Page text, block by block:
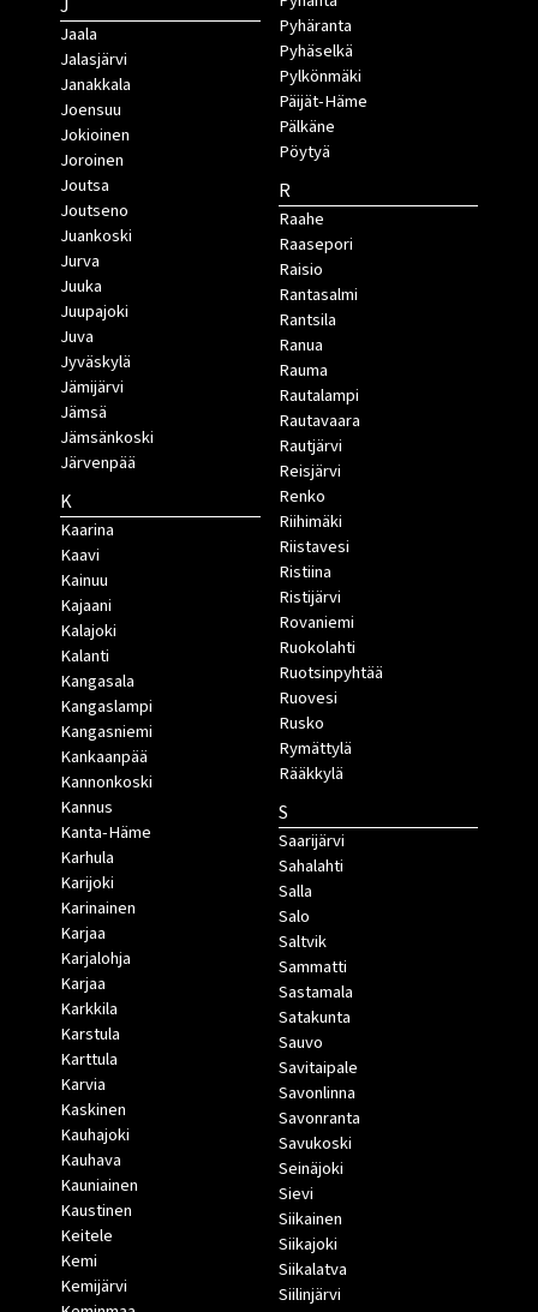
J
Jaala
Jalasjärvi
Janakkala
Joensuu
Jokioinen
Joroinen
Joutsa
Joutseno
Juankoski
Jurva
Juuka
Juupajoki
Juva
Jyväskylä
Jämijärvi
Jämsä
Jämsänkoski
Järvenpää
K
Kaarina
Kaavi
Kainuu
Kajaani
Kalajoki
Kalanti
Kangasala
Kangaslampi
Kangasniemi
Kankaanpää
Kannonkoski
Kannus
Kanta-Häme
Karhula
Karijoki
Karinainen
Karjaa
Karjalohja
Karjaa
Karkkila
Karstula
Karttula
Karvia
Kaskinen
Kauhajoki
Kauhava
Kauniainen
Kaustinen
Keitele
Kemi
Kemijärvi
Pyhäranta
Pyhäselkä
Pylkönmäki
Päijät-Häme
Pälkäne
Pöytyä
R
Raahe
Raasepori
Raisio
Rantasalmi
Rantsila
Ranua
Rauma
Rautalampi
Rautavaara
Rautjärvi
Reisjärvi
Renko
Riihimäki
Riistavesi
Ristiina
Ristijärvi
Rovaniemi
Ruokolahti
Ruotsinpyhtää
Ruovesi
Rusko
Rymättylä
Rääkkylä
S
Saarijärvi
Sahalahti
Salla
Salo
Saltvik
Sammatti
Sastamala
Satakunta
Sauvo
Savitaipale
Savonlinna
Savonranta
Savukoski
Seinäjoki
Sievi
Siikainen
Siikajoki
Siikalatva
Siilinjärvi